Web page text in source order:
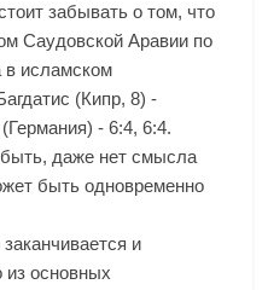
забывать о том, что
Саудовской Аравии по
в исламском
(Кипр, 8) -
- 6:4, 6:4.
даже нет смысла
быть одновременно
и
из основных